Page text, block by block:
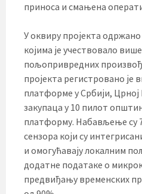
приноса и смањена
У оквиру пројекта
којима је учествовало
пољопривредних
пројекта регистровано је
платформе у Србији, Црној
закупаца у 10 пилот
платформу. Набављење су
сензора који су
и омогућавају локалним
додатне податаке о
предвиђању временских